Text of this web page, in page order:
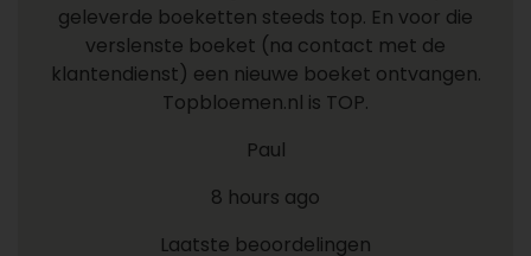
geleverde boeketten steeds top. En voor die
verslenste boeket (na contact met de
klantendienst) een nieuwe boeket ontvangen.
Topbloemen.nl is TOP.
Paul
8 hours ago
Laatste beoordelingen